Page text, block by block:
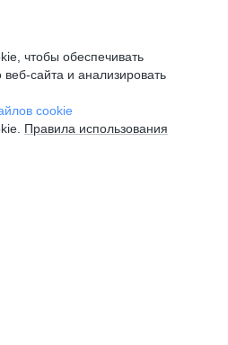
чтобы обеспечивать
сайта и анализировать
cookie
Правила использования